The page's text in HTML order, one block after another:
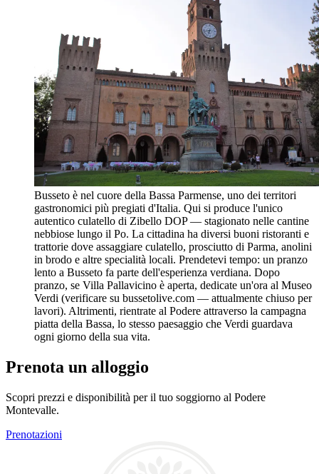
Busseto è nel cuore della Bassa Parmense, uno dei territori
gastronomici più pregiati d'Italia. Qui si produce l'unico
autentico culatello di Zibello DOP — stagionato nelle cantine
nebbiose lungo il Po. La cittadina ha diversi buoni ristoranti e
trattorie dove assaggiare culatello, prosciutto di Parma, anolini
in brodo e altre specialità locali. Prendetevi tempo: un pranzo
lento a Busseto fa parte dell'esperienza verdiana. Dopo
pranzo, se Villa Pallavicino è aperta, dedicate un'ora al Museo
Verdi (verificare su bussetolive.com — attualmente chiuso per
lavori). Altrimenti, rientrate al Podere attraverso la campagna
piatta della Bassa, lo stesso paesaggio che Verdi guardava
ogni giorno della sua vita.
Prenota un alloggio
Scopri prezzi e disponibilità per il tuo soggiorno al Podere
Montevalle.
Prenotazioni